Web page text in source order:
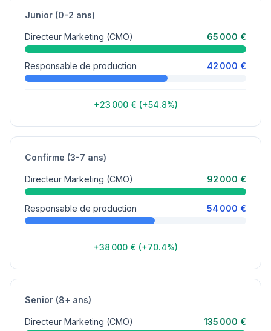
Junior (0-2 ans)
Directeur Marketing (CMO) 65 000 €
Responsable de production 42 000 €
+23 000 € (+54.8%)
Confirme (3-7 ans)
Directeur Marketing (CMO) 92 000 €
Responsable de production 54 000 €
+38 000 € (+70.4%)
Senior (8+ ans)
Directeur Marketing (CMO) 135 000 €